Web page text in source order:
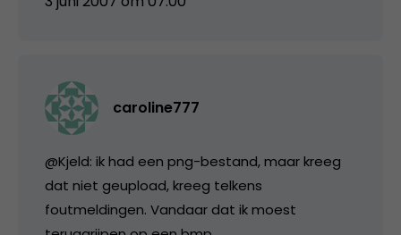
caroline777
@Kjeld: ik had een png-bestand, maar kreeg
dat niet geupload, kreeg telkens
foutmeldingen. Vandaar dat ik moest